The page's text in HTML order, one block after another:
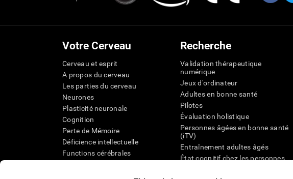
Votre Cerveau
Cerveau et esprit
A propos du cerveau
Les parties du cerveau
Neurones
Plasticité neuronale
Cognition
Perte de Mémoire
Déficience intellectuelle
Functions cérébrales
Recherche
Validation thérapeutique
numérique
Jeux d'ordinateur
Adultes en bonne santé
Pilotes
Évaluation holistique
Personnes âgées en bonne santé
(iTV)
Entraînement adultes âgés
État cognitif chez les personnes